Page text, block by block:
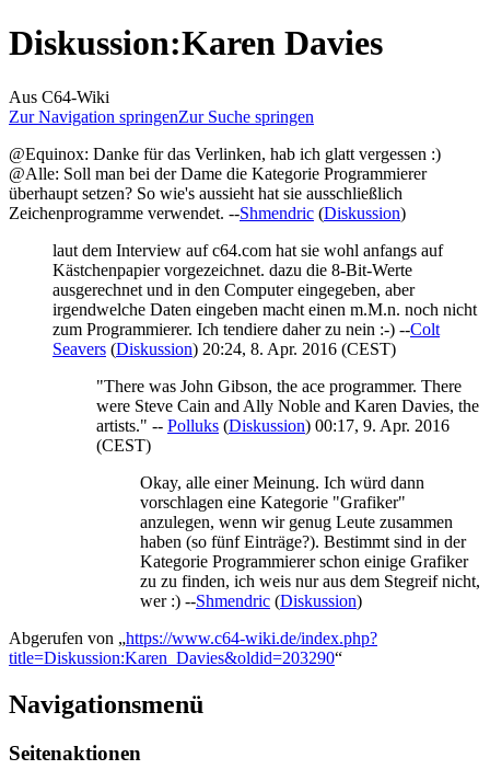
Diskussion:Karen Davies
Aus C64-Wiki
Zur Navigation springenZur Suche springen
@Equinox: Danke für das Verlinken, hab ich glatt vergessen :)
@Alle: Soll man bei der Dame die Kategorie Programmierer
überhaupt setzen? So wie's aussieht hat sie ausschließlich
Zeichenprogramme verwendet. --Shmendric (Diskussion)
laut dem Interview auf c64.com hat sie wohl anfangs auf
Kästchenpapier vorgezeichnet. dazu die 8-Bit-Werte
ausgerechnet und in den Computer eingegeben, aber
irgendwelche Daten eingeben macht einen m.M.n. noch nicht
zum Programmierer. Ich tendiere daher zu nein :-) --Colt
Seavers (Diskussion) 20:24, 8. Apr. 2016 (CEST)
"There was John Gibson, the ace programmer. There
were Steve Cain and Ally Noble and Karen Davies, the
artists." -- Polluks (Diskussion) 00:17, 9. Apr. 2016
(CEST)
Okay, alle einer Meinung. Ich würd dann
vorschlagen eine Kategorie "Grafiker"
anzulegen, wenn wir genug Leute zusammen
haben (so fünf Einträge?). Bestimmt sind in der
Kategorie Programmierer schon einige Grafiker
zu zu finden, ich weis nur aus dem Stegreif nicht,
wer :) --Shmendric (Diskussion)
Abgerufen von „https://www.c64-wiki.de/index.php?
title=Diskussion:Karen_Davies&oldid=203290“
Navigationsmenü
Seitenaktionen